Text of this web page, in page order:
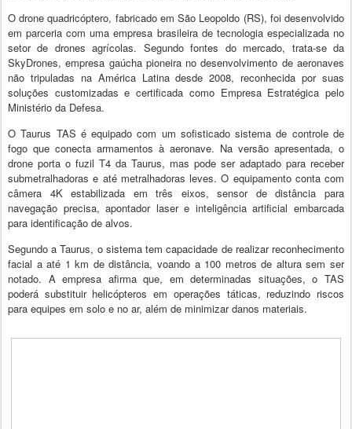
O drone quadricóptero, fabricado em São Leopoldo (RS), foi desenvolvido
em parceria com uma empresa brasileira de tecnologia especializada no
setor de drones agrícolas. Segundo fontes do mercado, trata-se da
SkyDrones, empresa gaúcha pioneira no desenvolvimento de aeronaves
não tripuladas na América Latina desde 2008, reconhecida por suas
soluções customizadas e certificada como Empresa Estratégica pelo
Ministério da Defesa.
O Taurus TAS é equipado com um sofisticado sistema de controle de
fogo que conecta armamentos à aeronave. Na versão apresentada, o
drone porta o fuzil T4 da Taurus, mas pode ser adaptado para receber
submetralhadoras e até metralhadoras leves. O equipamento conta com
câmera 4K estabilizada em três eixos, sensor de distância para
navegação precisa, apontador laser e inteligência artificial embarcada
para identificação de alvos.
Segundo a Taurus, o sistema tem capacidade de realizar reconhecimento
facial a até 1 km de distância, voando a 100 metros de altura sem ser
notado. A empresa afirma que, em determinadas situações, o TAS
poderá substituir helicópteros em operações táticas, reduzindo riscos
para equipes em solo e no ar, além de minimizar danos materiais.